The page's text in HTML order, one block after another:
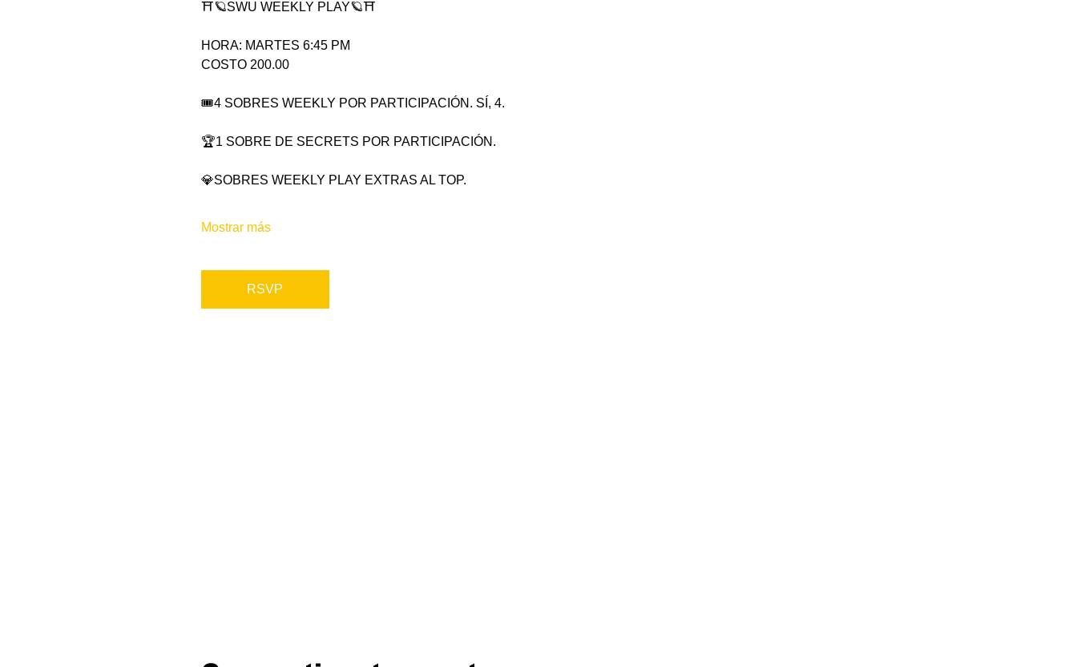
⛩🪐SWU WEEKLY PLAY🪐⛩
HORA: MARTES 6:45 PM
COSTO 200.00
🎟4 SOBRES WEEKLY POR PARTICIPACIÓN. SÍ, 4.
🏆1 SOBRE DE SECRETS POR PARTICIPACIÓN.
💎SOBRES WEEKLY PLAY EXTRAS AL TOP.
Mostrar más
RSVP